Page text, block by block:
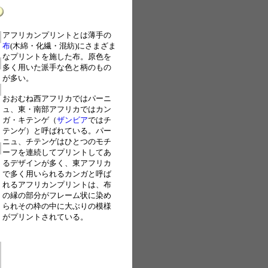
アフリカンプリントとは薄手の
布(木綿・化繊・混紡)にさまざま
なプリントを施した布。原色を
多く用いた派手な色と柄のもの
が多い。
おおむね西アフリカではパーニ
ュ、東・南部アフリカではカン
ガ・キテンゲ（ザンビアではチ
テンゲ）と呼ばれている。パー
ニュ、チテンゲはひとつのモチ
ーフを連続してプリントしてあ
るデザインが多く、東アフリカ
で多く用いられるカンガと呼ば
れるアフリカンプリントは、布
の縁の部分がフレーム状に染め
られその枠の中に大ぶりの模様
がプリントされている。